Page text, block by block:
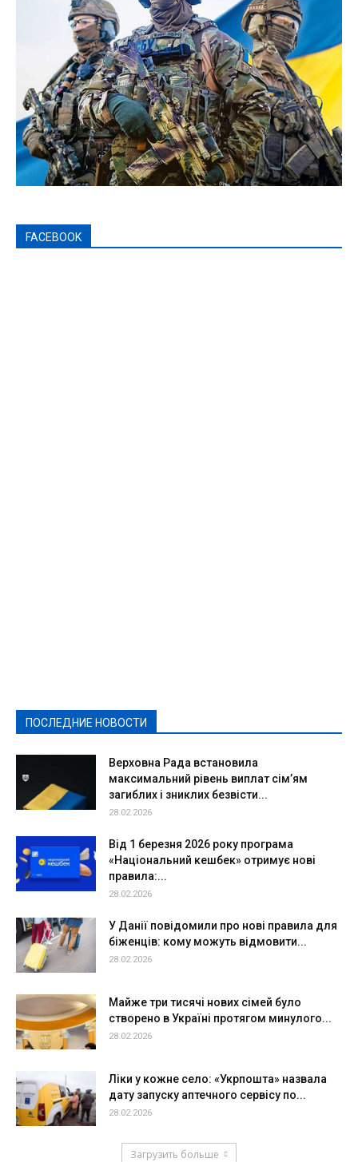
FACEBOOK
ПОСЛЕДНИЕ НОВОСТИ
Верховна Рада встановила
максимальний рівень виплат сім’ям
загиблих і зниклих безвісти...
28.02.2026
Від 1 березня 2026 року програма
«Національний кешбек» отримує нові
правила:...
28.02.2026
У Данії повідомили про нові правила для
біженців: кому можуть відмовити...
28.02.2026
Майже три тисячі нових сімей було
створено в Україні протягом минулого...
28.02.2026
Ліки у кожне село: «Укрпошта» назвала
дату запуску аптечного сервісу по...
28.02.2026
Загрузить больше